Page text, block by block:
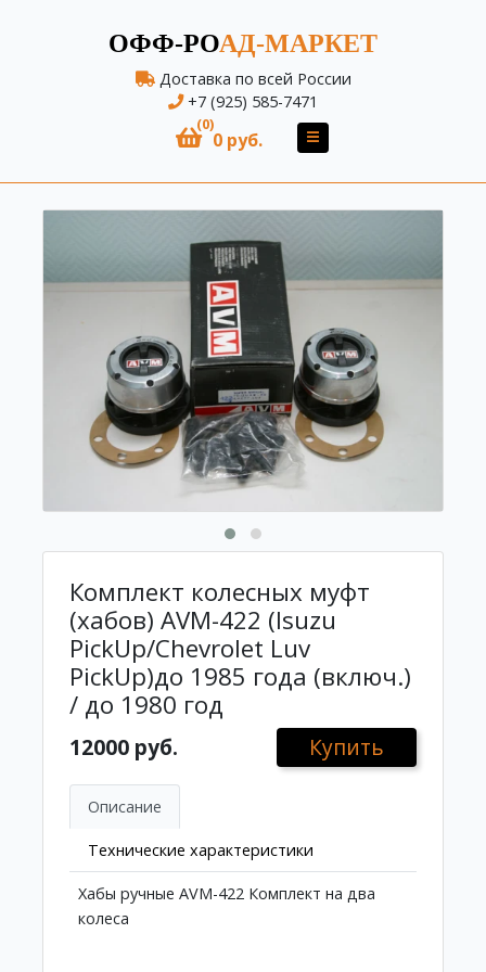
ОФФ-РОАД-МАРКЕТ
Доставка по всей России
+7 (925) 585-7471
(0)
0 руб.
Комплект колесных муфт
(хабов) AVM-422 (Isuzu
PickUp/Chevrolet Luv
PickUp)до 1985 года (включ.)
/ до 1980 год
12000 руб. Купить
Описание
Технические характеристики
Хабы ручные AVM-422 Комплект на два
колеса